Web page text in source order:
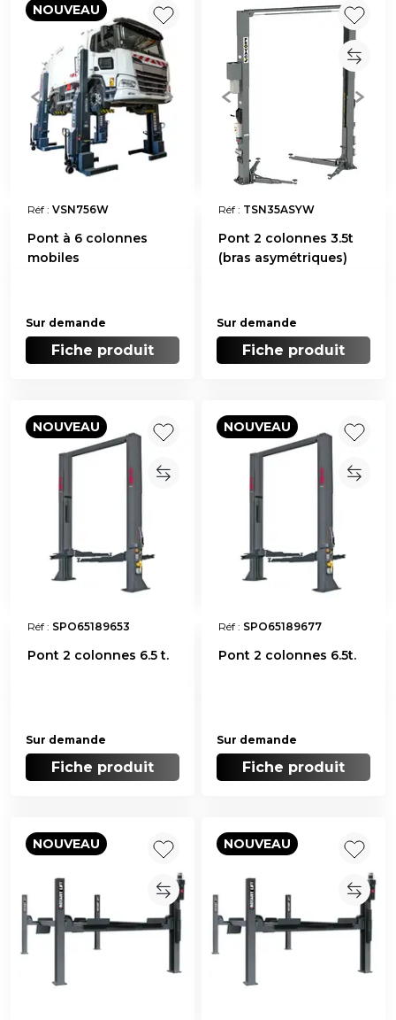
NOUVEAU
Réf : VSN756W
Pont à 6 colonnes
mobiles
Sur demande
Fiche produit
Réf : TSN35ASYW
Pont 2 colonnes 3.5t
(bras asymétriques)
Sur demande
Fiche produit
NOUVEAU
Réf : SPO65189653
Pont 2 colonnes 6.5 t.
Sur demande
Fiche produit
NOUVEAU
Réf : SPO65189677
Pont 2 colonnes 6.5t.
Sur demande
Fiche produit
NOUVEAU NOUVEAU